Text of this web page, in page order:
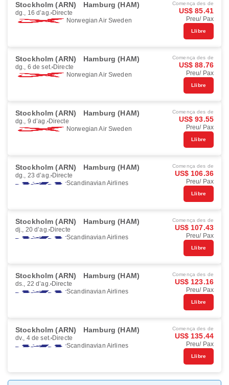
Stockholm (ARN) Hamburg (HAM)
dg., 16 d’ag. Directe
Norwegian Air Sweden
Comença des de
US$ 85.41
Preu/ Pax
Llibre
Stockholm (ARN) Hamburg (HAM)
dg., 6 de set. Directe
Norwegian Air Sweden
Comença des de
US$ 88.76
Preu/ Pax
Llibre
Stockholm (ARN) Hamburg (HAM)
dg., 9 d’ag. Directe
Norwegian Air Sweden
Comença des de
US$ 93.55
Preu/ Pax
Llibre
Stockholm (ARN) Hamburg (HAM)
dg., 23 d’ag. Directe
Scandinavian Airlines
Comença des de
US$ 106.36
Preu/ Pax
Llibre
Stockholm (ARN) Hamburg (HAM)
dj., 20 d’ag. Directe
Scandinavian Airlines
Comença des de
US$ 107.43
Preu/ Pax
Llibre
Stockholm (ARN) Hamburg (HAM)
ds., 22 d’ag. Directe
Scandinavian Airlines
Comença des de
US$ 123.16
Preu/ Pax
Llibre
Stockholm (ARN) Hamburg (HAM)
dv., 4 de set. Directe
Scandinavian Airlines
Comença des de
US$ 135.44
Preu/ Pax
Llibre